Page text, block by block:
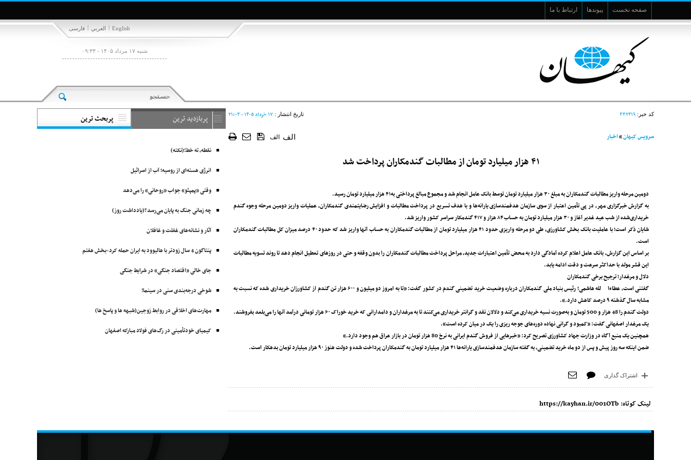
صفحه نخست پیوندها ارتباط با ما
فارسی | العربي | English
شنبه ۱۷ مرداد ۱۴۰۵ - ۰۹:۳۳
کد خبر: ۳۳۲۴۱۹ تاریخ انتشار :۱۷ خرداد ۱۴۰۵ - ۲۱:۰۳
سرویس کیهان»اخبار الف الف
۴۱ هزار میلیارد تومان از مطالبات گندمکاران پرداخت شد
دومین مرحله واریز مطالبات گندمکاران به مبلغ ۳۰ هزار میلیارد تومان توسط بانک عامل انجام شد و مجموع مبالغ پرداختی به۴۱ هزار میلیارد تومان رسید.
به گزارش خبرگزاری مهر، در پی تأمین اعتبار از سوی سازمان هدفمندسازی یارانه‌ها و با هدف تسریع در پرداخت مطالبات و افزایش رضایتمندی گندمکاران، عملیات واریز دومین مرحله وجوه گندم
خریداری‌شده از شب عید غدیر آغاز و ۳۰ هزار میلیارد تومان به حساب ۸۴ هزار و ۴۱۷ گندمکار سراسر کشور واریز شد.
شایان ذکر است؛ با عاملیت بانک بخش کشاورزی، طی دو مرحله واریزی حدود ۴۱ هزار میلیارد تومان از مطالبات گندمکاران به حساب آنها واریز شد که حدود ۴۰ درصد میزان کل مطالبات گندمکاران
است.
بر اساس این گزارش، بانک عامل اعلام کرده آمادگی دارد به محض تأمین اعتبارات جدید، مراحل پرداخت مطالبات گندمکاران را بدون وقفه و حتی در روزهای تعطیل انجام دهد تا روند تسویه مطالبات
این قشر مولد با حداکثر سرعت و دقت ادامه یابد.
دلال و مرغدار؛ ترجیح برخی گندمکاران
گفتنی است، عطاءا لله ‌هاشمی؛ رئیس بنیاد ملی گندمکاران درباره وضعیت خرید تضمینی گندم در کشور گفت: «تا به امروز دو میلیون و ۶۰۰ هزار تن گندم از کشاورزان خریداری شده که نسبت به
مشابه سال گذشته ۹ درصد کاهش دارد.».
دولت گندم را 48 هزار و 500 تومان و به‌صورت نسیه خریداری می‌کند و دلالان نقد و گرانتر خریداری می‌کنند تا به مرغداران و دامدارانی که خرید خوراک ۶۰ هزار تومانی درآمد آنها را می‌بلعد بفروشند.
یک مرغدار اصفهانی گفت: «کمبود و گرانی نهاده دوره‌های جوجه ریزی را یک در میان کرده است».
همچنین یک منبع آگاه در وزارت جهاد کشاورزی تصریح کرد: «خبرهایی از فروش گندم ایرانی به نرخ 80 هزار تومان در بازار عراق هم وجود دارد.»
ضمن اینکه سه روز پیش و پس از دو ماه خرید تضمینی، به گفته سازمان هدفمندسازی یارانه‌ها ۴۱ هزار میلیارد تومان به گندمکاران پرداخت شده و دولت هنوز ۹۰ هزار میلیارد تومان بدهکار است.
اشتراک گذاری
لینک کوتاه: https://kayhan.ir/001OTb
پربازدید ترین پربحث ترین
نقطه، ته خط!(نکته)
انرژی هسته‌ای از روسیه؛ آب از اسرائیل
وقتی «پمپئو» جواب «روحانی» را می‌دهد
چه زمانی جنگ به پایان می‌رسد؟(یادداشت روز)
آثار و نشانه‌های غفلت و غافلان
پنتاگون 4 سال زودتر با ‌هالیوود به ایران حمله کرد-بخش هفتم
جای خالی «اقتصاد جنگی» در شرایط جنگی
شوخی درجه‌بندی سنی در سینما!
مهارت‌های اخلاقی در روابط زوجین(شبهه ها و پاسخ ها)
کیمیای خودتأمینی در رگ‌های فولاد مبارکه اصفهان